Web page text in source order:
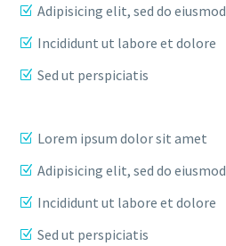
Adipisicing elit, sed do eiusmod
Incididunt ut labore et dolore
Sed ut perspiciatis
Lorem ipsum dolor sit amet
Adipisicing elit, sed do eiusmod
Incididunt ut labore et dolore
Sed ut perspiciatis